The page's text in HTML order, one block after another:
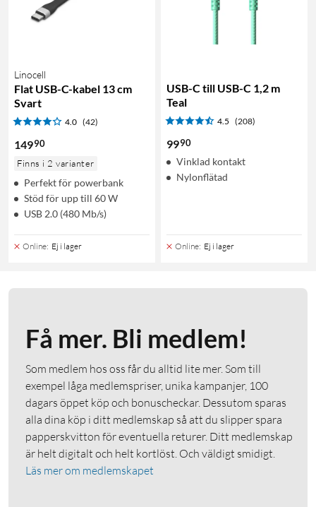
Linocell
Flat USB-C-kabel 13 cm
Svart
4.0 (42)
14990
Finns i 2 varianter
Perfekt för powerbank
Stöd för upp till 60 W
USB 2.0 (480 Mb/s)
Online: Ej i lager
USB-C till USB-C 1,2 m
Teal
4.5 (208)
9990
Vinklad kontakt
Nylonflätad
Online: Ej i lager
Få mer. Bli medlem!
Som medlem hos oss får du alltid lite mer. Som till
exempel låga medlemspriser, unika kampanjer, 100
dagars öppet köp och bonuscheckar. Dessutom sparas
alla dina köp i ditt medlemskap så att du slipper spara
papperskvitton för eventuella returer. Ditt medlemskap
är helt digitalt och helt kortlöst. Och väldigt smidigt.
Läs mer om medlemskapet